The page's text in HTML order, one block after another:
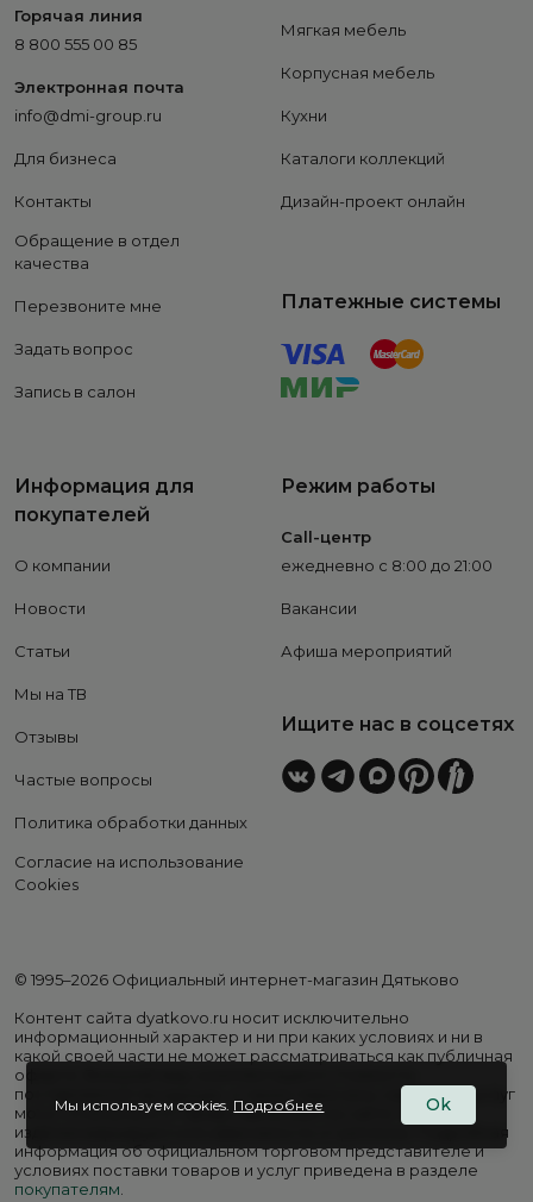
Горячая линия
8 800 555 00 85
Электронная почта
info@dmi-group.ru
Для бизнеса
Контакты
Обращение в отдел
качества
Перезвоните мне
Задать вопрос
Запись в салон
Мягкая мебель
Корпусная мебель
Кухни
Каталоги коллекций
Дизайн-проект онлайн
Платежные системы
Информация для
покупателей
О компании
Новости
Статьи
Мы на ТВ
Отзывы
Частые вопросы
Политика обработки данных
Согласие на использование
Cookies
Режим работы
Call-центр
ежедневно с 8:00 до 21:00
Вакансии
Афиша мероприятий
Ищите нас в соцсетях
© 1995–2026 Официальный интернет-магазин Дятьково
Контент сайта dyatkovo.ru носит исключительно
информационный характер и ни при каких условиях и ни в
какой своей части не может рассматриваться как публичная
оферта. Внешний вид, комплектация и стоимость
поставляемой продукции, а также перечень сервисных услуг
могут отличаться от представленных на сайте. Цены на
изделия варьируются в зависимости от региона. Подробная
информация об официальном торговом представителе и
условиях поставки товаров и услуг приведена в разделе
покупателям.
Мы используем cookies. Подробнее Ok